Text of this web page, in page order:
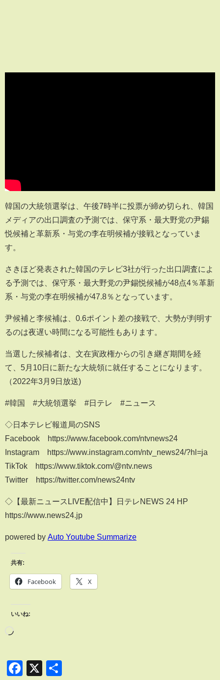
韓国の大統領選挙は、午後7時半に投票が締め切られ、韓国
メディアの出口調査の予測では、保守系・最大野党の尹錫
悦候補と革新系・与党の李在明候補が接戦となっていま
す。
さきほど発表された韓国のテレビ3社が行った出口調査によ
る予測では、保守系・最大野党の尹錫悦候補が48点4％革新
系・与党の李在明候補が47.8％となっています。
尹候補と李候補は、0.6ポイント差の接戦で、大勢が判明す
るのは夜遅い時間になる可能性もあります。
当選した候補者は、文在寅政権からの引き継ぎ期間を経
て、5月10日に新たな大統領に就任することになります。
（2022年3月9日放送)
#韓国 #大統領選挙 #日テレ​​ #ニュース​​
◇日本テレビ報道局のSNS
Facebook https://www.facebook.com/ntvnews24
Instagram https://www.instagram.com/ntv_news24/?hl=ja
TikTok https://www.tiktok.com/@ntv.news
Twitter https://twitter.com/news24ntv
◇【最新ニュースLIVE配信中】日テレNEWS 24 HP
https://www.news24.jp
powered by Auto Youtube Summarize
共有:
Facebook X
いいね:
Facebook
X